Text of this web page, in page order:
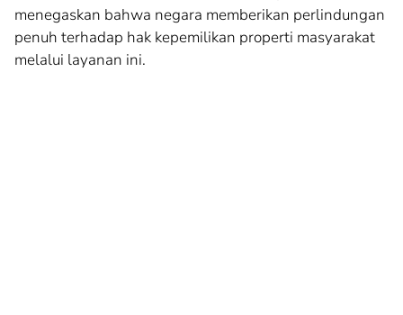
menegaskan bahwa negara memberikan perlindungan
penuh terhadap hak kepemilikan properti masyarakat
melalui layanan ini.